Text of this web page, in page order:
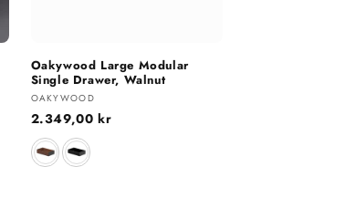
Oakywood Large Modular
Single Drawer, Walnut
Selger:
OAKYWOOD
Vanlig
pris
2.349,00 kr
Farge